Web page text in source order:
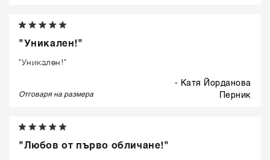
"Уникален!"
"Уникален!"
- Катя Йорданова
Отговаря на размера перник
"Любов от първо обличане!"